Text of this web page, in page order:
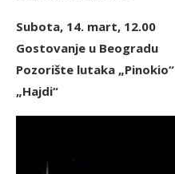
Subota, 14. mart, 12.00
Gostovanje u Beogradu
Pozorište lutaka „Pinokio“
„Hajdi“